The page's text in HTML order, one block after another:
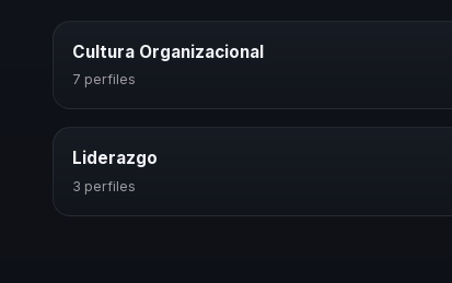
Cultura Organizacional
7 perfiles
Liderazgo
3 perfiles